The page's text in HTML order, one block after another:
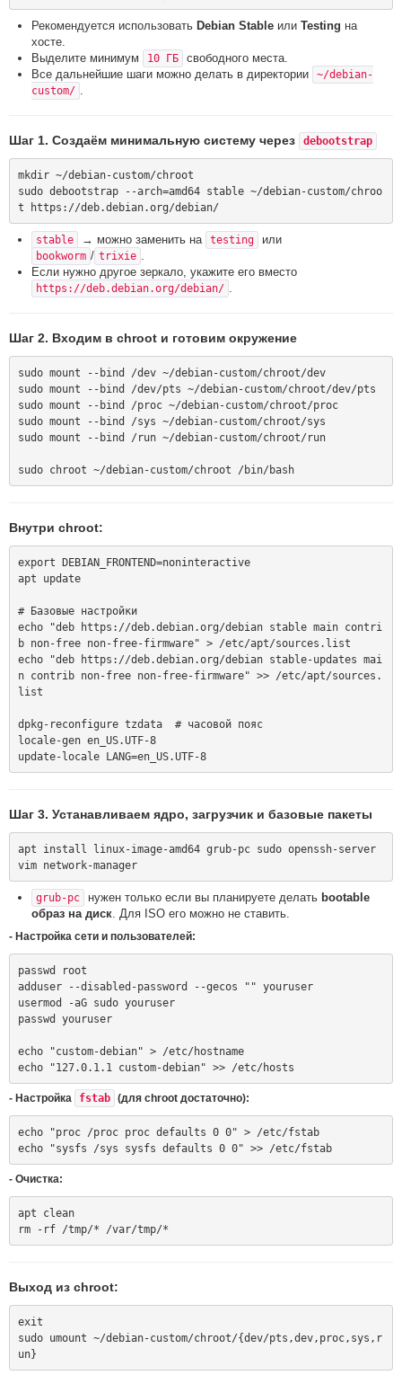
Рекомендуется использовать Debian Stable или Testing на
хосте.
Выделите минимум
10 ГБ
свободного места.
Все дальнейшие шаги можно делать в директории
~/debian-
custom/ .
Шаг 1. Создаём минимальную систему через debootstrap
mkdir ~/debian-custom/chroot
sudo debootstrap --arch=amd64 stable ~/debian-custom/chroo
stable → можно заменить на testing или
bookworm / trixie .
Если нужно другое зеркало, укажите его вместо
https://deb.debian.org/debian/ .
Шаг 2. Входим в chroot и готовим окружение
sudo mount --bind /dev ~/debian-custom/chroot/dev
sudo mount --bind /dev/pts ~/debian-custom/chroot/dev/pts
sudo mount --bind /proc ~/debian-custom/chroot/proc
sudo mount --bind /sys ~/debian-custom/chroot/sys
sudo mount --bind /run ~/debian-custom/chroot/run
sudo chroot ~/debian-custom/chroot /bin/bash
Внутри chroot:
export DEBIAN_FRONTEND=noninteractive
apt update
# Базовые настройки
echo "deb https://deb.debian.org/debian stable main contri
b non-free non-free-firmware" > /etc/apt/sources.list
echo "deb https://deb.debian.org/debian stable-updates mai
n contrib non-free non-free-firmware" >> /etc/apt/sources.
list
dpkg-reconfigure tzdata  # часовой пояс
locale-gen en_US.UTF-8
update-locale LANG=en_US.UTF-8
Шаг 3. Устанавливаем ядро, загрузчик и базовые пакеты
apt install linux-image-amd64 grub-pc sudo openssh-server
vim network-manager
grub-pc нужен только если вы планируете делать bootable
образ на диск. Для ISO его можно не ставить.
- Настройка сети и пользователей:
passwd root
adduser --disabled-password --gecos "" youruser
usermod -aG sudo youruser
passwd youruser
echo "custom-debian" > /etc/hostname
- Настройка fstab (для chroot достаточно):
echo "proc /proc proc defaults 0 0" > /etc/fstab
echo "sysfs /sys sysfs defaults 0 0" >> /etc/fstab
- Очистка:
apt clean
Выход из chroot:
exit
sudo umount ~/debian-custom/chroot/{dev/pts,dev,proc,sys,r